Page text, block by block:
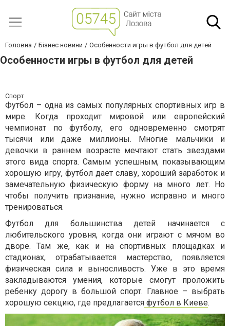
Головна Бізнес новини Особенности игры в футбол для детей
Особенности игры в футбол для детей
Спорт
Футбол – одна из самых популярных спортивных игр в
мире. Когда проходит мировой или европейский
чемпионат по футболу, его одновременно смотрят
тысячи или даже миллионы. Многие мальчики и
девочки в раннем возрасте мечтают стать звездами
этого вида спорта. Самым успешным, показывающим
хорошую игру, футбол дает славу, хороший заработок и
замечательную физическую форму на много лет. Но
чтобы получить признание, нужно исправно и много
тренироваться.
Футбол для большинства детей начинается с
любительского уровня, когда они играют с мячом во
дворе. Там же, как и на спортивных площадках и
стадионах, отрабатывается мастерство, появляется
физическая сила и выносливость. Уже в это время
закладываются умения, которые смогут проложить
ребенку дорогу в большой спорт. Главное – выбрать
хорошую секцию, где предлагается футбол в Киеве.